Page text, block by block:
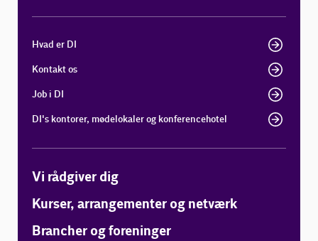
Hvad er DI
Kontakt os
Job i DI
DI's kontorer, mødelokaler og konferencehotel
Vi rådgiver dig
Kurser, arrangementer og netværk
Brancher og foreninger